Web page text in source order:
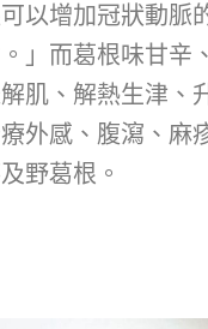
以增加冠狀動脈
」而葛根味甘辛
肌、解熱生津、
外感、腹瀉、麻
野葛根。